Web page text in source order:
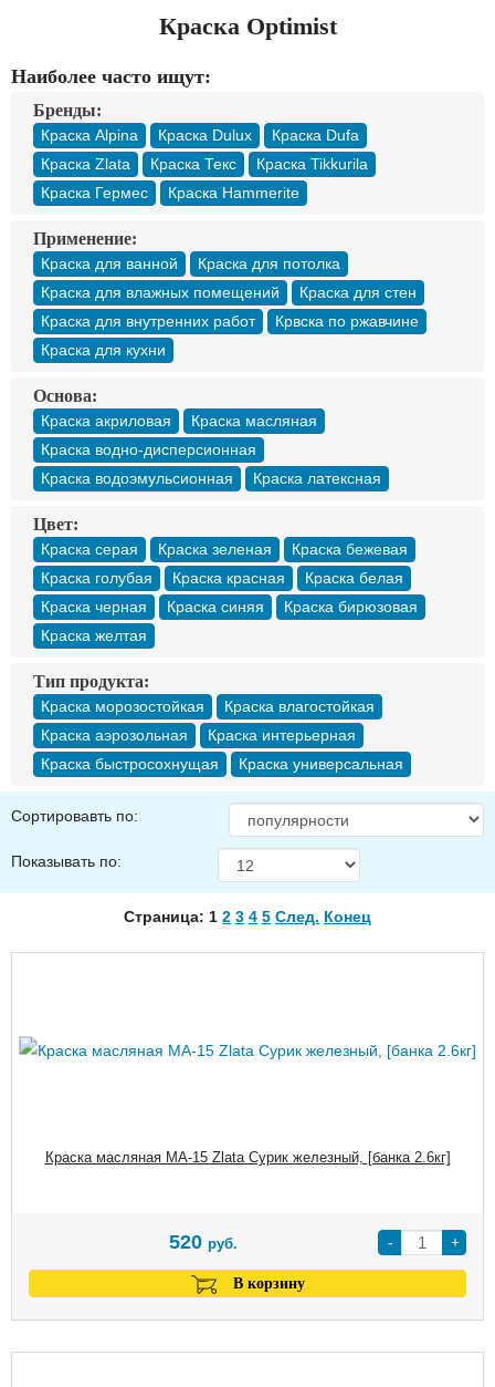
Войти в магазин Регистрация
Краска Optimist
Наиболее часто ищут:
Бренды:
Краска Alpina Краска Dulux
Краска Dufa
Краска Zlata
Краска Текс
Краска Tikkurila
Краска Гермес
Краска Hammerite
Применение:
Краска для ванной
Краска для потолка
Краска для влажных помещений
Краска для стен
Краска для внутренних работ
Крвска по ржавчине
Краска для кухни
Основа:
Краска акриловая
Краска масляная
Краска водно-дисперсионная
Краска водоэмульсионная
Краска латексная
Цвет:
Краска серая Краска зеленая
Краска бежевая
Краска голубая
Краска красная
Краска белая
Краска черная
Краска синяя
Краска бирюзовая
Краска желтая
Тип продукта:
Краска морозостойкая
Краска влагостойкая
Краска аэрозольная
Краска интерьерная
Краска быстросохнущая
Краска универсальная
Сортировавть по:
Показывать по:
Страница: 1 2 3 4 5 След. Конец
Краска масляная МА-15 Zlata Сурик железный, [банка 2.6кг]
- +
520 руб.
В корзину